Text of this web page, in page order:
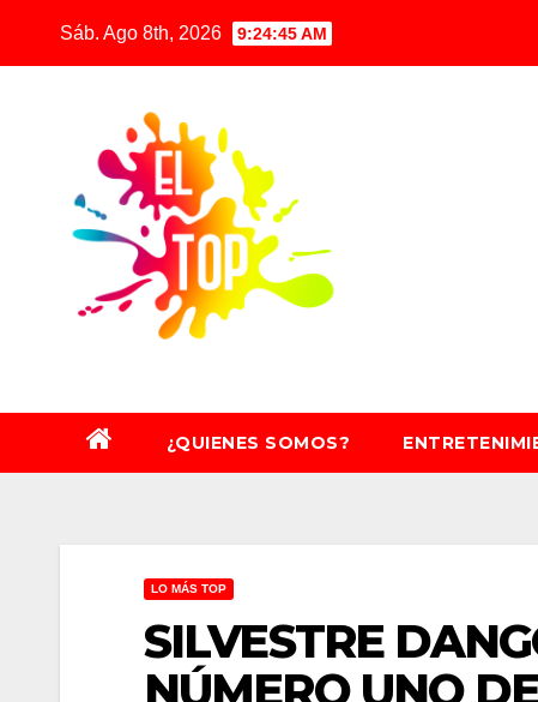
Sáb. Ago 8th, 2026 9:24:46 AM
¿QUIENES SOMOS?
LO MÁS TOP
SILVESTRE
NÚMERO UNO